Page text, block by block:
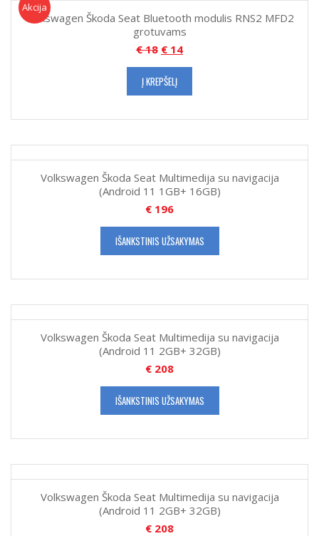
Akcija
Akcija!
Volkswagen Škoda Seat Bluetooth modulis RNS2 MFD2
grotuvams
€18 € 14
Į KREPŠELĮ
Volkswagen Škoda Seat Multimedija su navigacija
(Android 11 1GB+ 16GB)
€ 196
IŠANKSTINIS UŽSAKYMAS
Volkswagen Škoda Seat Multimedija su navigacija
(Android 11 2GB+ 32GB)
€ 208
IŠANKSTINIS UŽSAKYMAS
Volkswagen Škoda Seat Multimedija su navigacija
(Android 11 2GB+ 32GB)
€ 208